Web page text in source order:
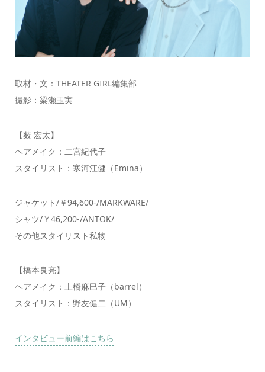
取材・文：THEATER GIRL編集部
撮影：梁瀬玉実
【薮 宏太】
ヘアメイク：二宮紀代子
スタイリスト：寒河江健（Emina）
ジャケット/￥94,600-/MARKWARE/
シャツ/￥46,200-/ANTOK/
その他スタイリスト私物
【橋本良亮】
ヘアメイク：土橋麻巳子（barrel）
スタイリスト：野友健二（UM）
インタビュー前編はこちら